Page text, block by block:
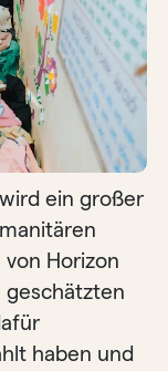
wird ein großer
Horizon
geschätzten
haben und